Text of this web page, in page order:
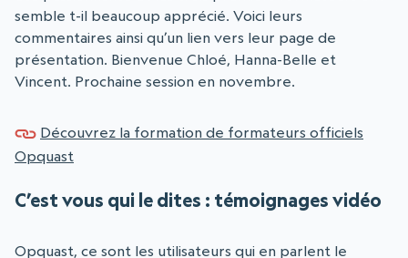
semble t-il beaucoup apprécié. Voici leurs
commentaires ainsi qu’un lien vers leur page de
présentation. Bienvenue Chloé, Hanna-Belle et
Vincent. Prochaine session en novembre.
Découvrez la formation de formateurs officiels
Opquast
C’est vous qui le dites : témoignages vidéo
Opquast, ce sont les utilisateurs qui en parlent le